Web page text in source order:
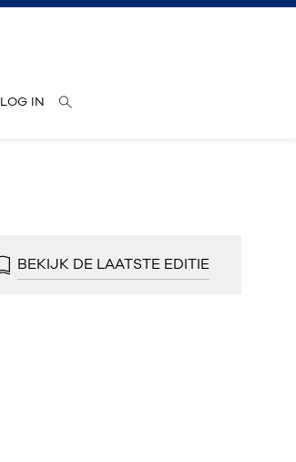
LOG IN
BEKIJK DE LAATSTE EDITIE